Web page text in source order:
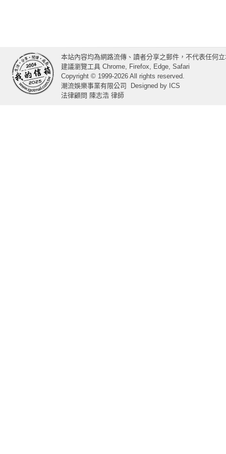
本站內容均為網路流傳、讀者分享之郵件，不代表任何
建議瀏覽工具 Chrome, Firefox, Edge, Safari
Copyright © 1999-2026 All rights reserved.
潮流娛樂事業有限公司
Designed by ICS
法律顧問 陳志浩 律師